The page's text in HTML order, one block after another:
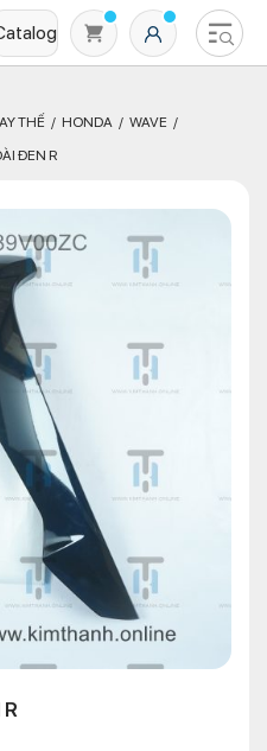
trong giỏ hàng
THẾ HONDA
WAVE
ĐEN R